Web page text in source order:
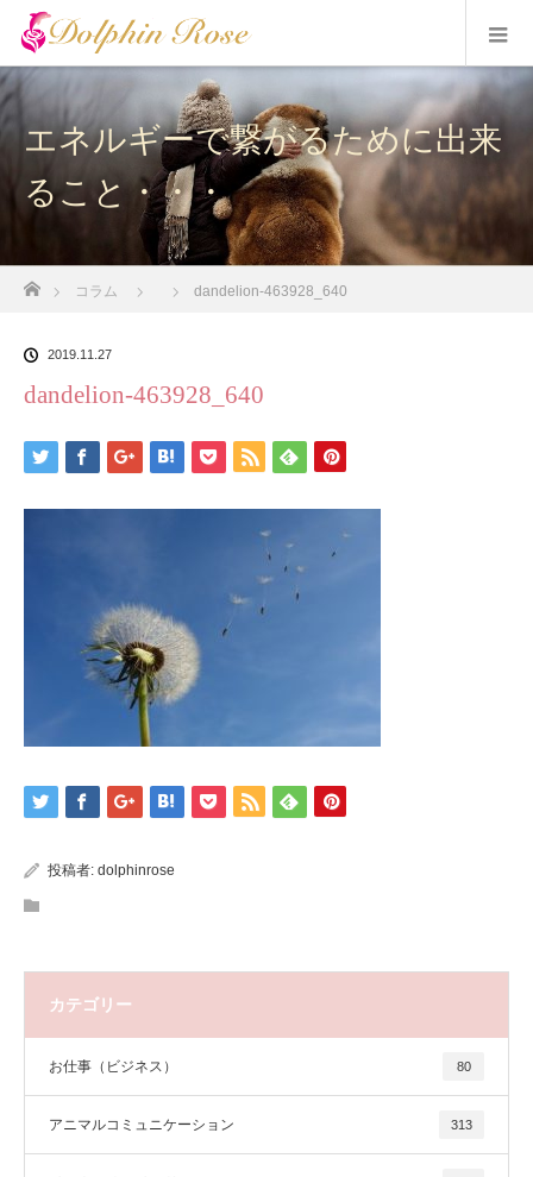
エネルギーで繋がるために出来
ること・・・
コラム dandelion-463928_640
2019.11.27
dandelion-463928_640
投稿者: dolphinrose
カテゴリー
お仕事（ビジネス） 80
アニマルコミュニケーション 313